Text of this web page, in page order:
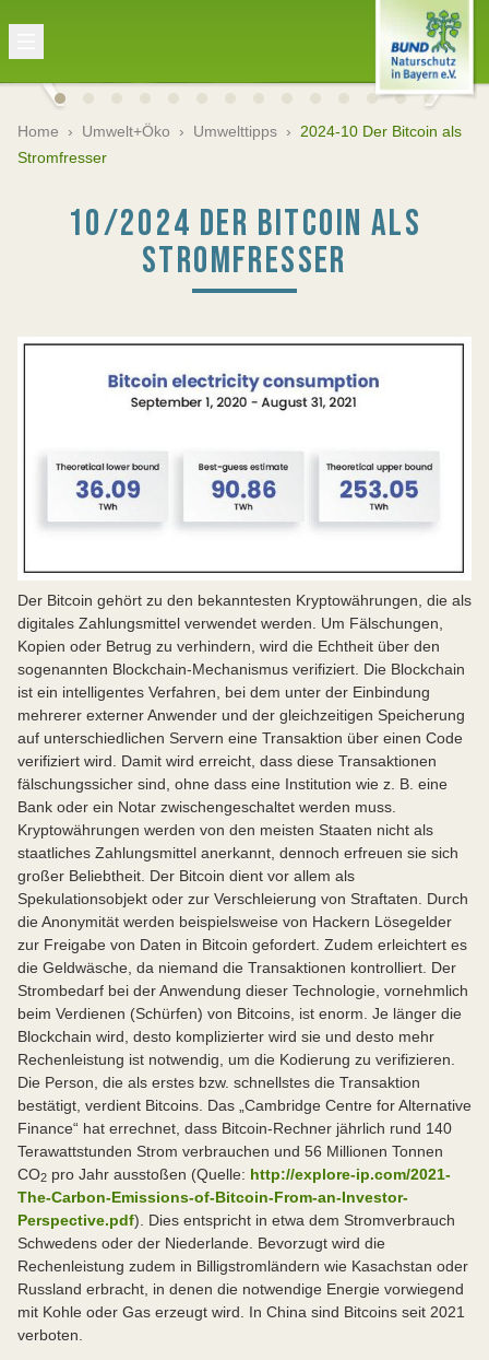
Home › Umwelt+Öko › Umwelttipps › 2024-10 Der Bitcoin als
Stromfresser
10/2024 DER BITCOIN ALS
STROMFRESSER
Der Bitcoin gehört zu den bekanntesten Kryptowährungen, die als
digitales Zahlungsmittel verwendet werden. Um Fälschungen,
Kopien oder Betrug zu verhindern, wird die Echtheit über den
sogenannten Blockchain-Mechanismus verifiziert. Die Blockchain
ist ein intelligentes Verfahren, bei dem unter der Einbindung
mehrerer externer Anwender und der gleichzeitigen Speicherung
auf unterschiedlichen Servern eine Transaktion über einen Code
verifiziert wird. Damit wird erreicht, dass diese Transaktionen
fälschungssicher sind, ohne dass eine Institution wie z. B. eine
Bank oder ein Notar zwischengeschaltet werden muss.
Kryptowährungen werden von den meisten Staaten nicht als
staatliches Zahlungsmittel anerkannt, dennoch erfreuen sie sich
großer Beliebtheit. Der Bitcoin dient vor allem als
Spekulationsobjekt oder zur Verschleierung von Straftaten. Durch
die Anonymität werden beispielsweise von Hackern Lösegelder
zur Freigabe von Daten in Bitcoin gefordert. Zudem erleichtert es
die Geldwäsche, da niemand die Transaktionen kontrolliert. Der
Strombedarf bei der Anwendung dieser Technologie, vornehmlich
beim Verdienen (Schürfen) von Bitcoins, ist enorm. Je länger die
Blockchain wird, desto komplizierter wird sie und desto mehr
Rechenleistung ist notwendig, um die Kodierung zu verifizieren.
Die Person, die als erstes bzw. schnellstes die Transaktion
bestätigt, verdient Bitcoins. Das „Cambridge Centre for Alternative
Finance“ hat errechnet, dass Bitcoin-Rechner jährlich rund 140
Terawattstunden Strom verbrauchen und 56 Millionen Tonnen
CO2 pro Jahr ausstoßen (Quelle: http://explore-ip.com/2021-
The-Carbon-Emissions-of-Bitcoin-From-an-Investor-
Perspective.pdf). Dies entspricht in etwa dem Stromverbrauch
Schwedens oder der Niederlande. Bevorzugt wird die
Rechenleistung zudem in Billigstromländern wie Kasachstan oder
Russland erbracht, in denen die notwendige Energie vorwiegend
mit Kohle oder Gas erzeugt wird. In China sind Bitcoins seit 2021
verboten.